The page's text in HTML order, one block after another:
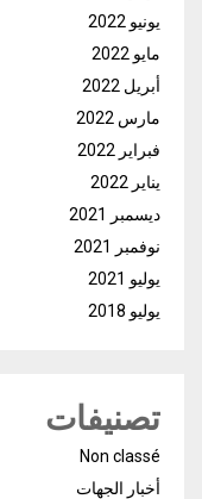
يونيو 2022
مايو 2022
أبريل 2022
مارس 2022
فبراير 2022
يناير 2022
ديسمبر 2021
نوفمبر 2021
يوليو 2021
يوليو 2018
تصنيفات
Non classé
أخبار الجهات